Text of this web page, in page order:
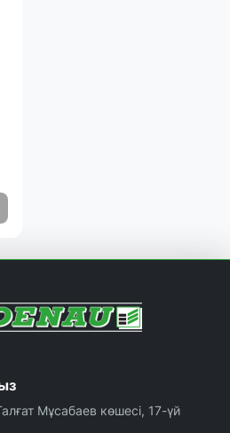
Мұсабаев көшесі, 17-үй